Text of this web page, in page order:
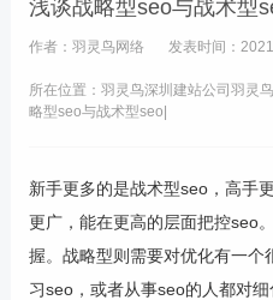
浅谈战略型seo与战术型
作者：羽灵鸟网络 发表时间：
所在位置：羽灵鸟深圳建站公司 羽灵
略型seo与战术型seo|
新手更多的是战术型seo，高手
更广，能在更高的层面把控seo
握。战略型则需要对优化有一
习seo，或者从事seo的人都对